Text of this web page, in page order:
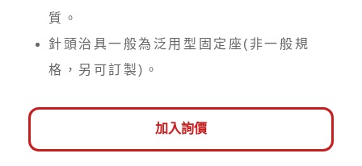
質。
針頭治具一般為泛用型固定座(非一般規
格，另可訂製)。
加入詢價